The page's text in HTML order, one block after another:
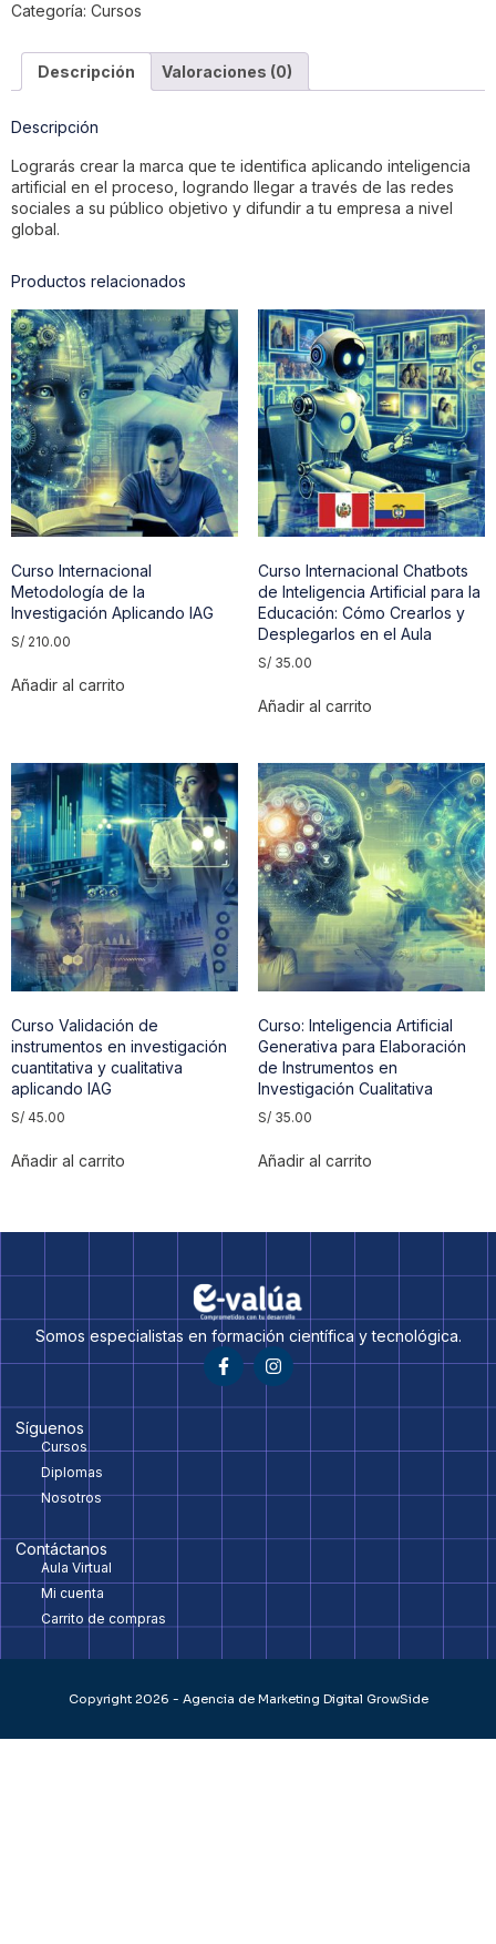
Categoría: Cursos
Descripción Valoraciones (0)
Descripción
Lograrás crear la marca que te identifica aplicando inteligencia
artificial en el proceso, logrando llegar a través de las redes
sociales a su público objetivo y difundir a tu empresa a nivel
global.
Productos relacionados
Curso Internacional
Metodología de la
Investigación Aplicando IAG
S/ 210.00
Añadir al carrito
Curso Internacional Chatbots
de Inteligencia Artificial para la
Educación: Cómo Crearlos y
Desplegarlos en el Aula
S/35.00
Añadir al carrito
Curso Validación de
instrumentos en investigación
cuantitativa y cualitativa
aplicando IAG
S/ 45.00
Añadir al carrito
Curso: Inteligencia Artificial
Generativa para Elaboración
de Instrumentos en
Investigación Cualitativa
S/35.00
Añadir al carrito
Somos especialistas en formación científica y tecnológica.
Síguenos
Cursos
Diplomas
Nosotros
Contáctanos
Aula Virtual
Mi cuenta
Carrito de compras
Copyright 2026 - Agencia de Marketing Digital GrowSide